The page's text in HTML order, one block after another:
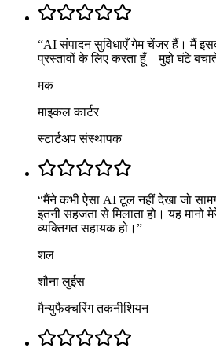
“AI संपादन सुविधाएँ गेम चेंजर हैं। मैं
प्रस्तावों के लिए करता हूँ—मुझे घंटे
मक
माइकल कार्टर
स्टार्टअप संस्थापक
“मैंने कभी ऐसा AI टूल नहीं देखा जो
इतनी सहजता से मिलाता हो। यह मानो
व्यक्तिगत सहायक हो। ”
शल
शौना लुईस
मैन्युफैक्चरिंग तकनीशियन